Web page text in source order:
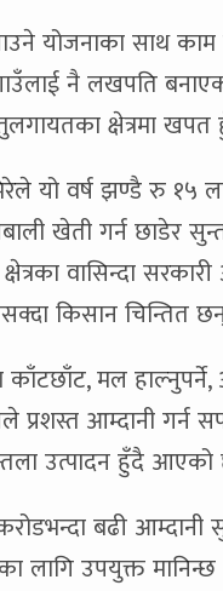
योजनाका साथ
नै लखपति
क्षेत्रमा
यो वर्ष झण्डै रु
खेती गर्न
वासिन्दा
किसान चिन्तित
मल
प्रशस्त आम्दानी
उत्पादन हुँदै आएको
बढी
लागि उपयुक्त मानिन्छ